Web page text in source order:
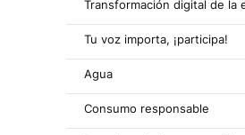
Transformación digital de la
Tu voz importa, ¡participa!
Agua
Consumo responsable